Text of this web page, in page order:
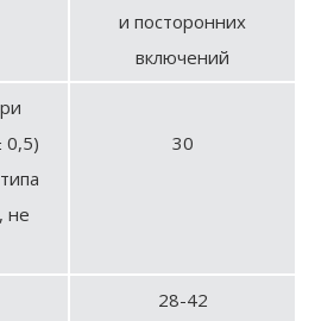
и посторонних
включений
0,5)
не
30
28-42